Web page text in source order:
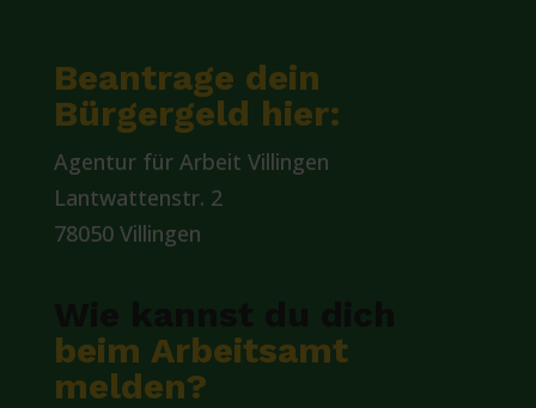
Beantrage dein
Bürgergeld hier:
Agentur für Arbeit Villingen
Lantwattenstr. 2
78050 Villingen
beim Arbeitsamt
melden?